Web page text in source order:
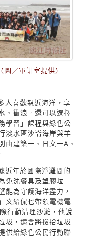
／軍訓室提供）
人喜歡親近海洋，享
、衝浪，還可以選擇
學習」課程與綠色公
淡水區沙崙海岸與羊
由建築一、日文一A、
近年於國際淨灘間的
免洗餐具及塑膠垃
能為守護海洋盡力，
文紹侃也帶領電機電
行動清理沙灘，他說
圾，還會將撿拾垃圾
供給綠色公民行動聯